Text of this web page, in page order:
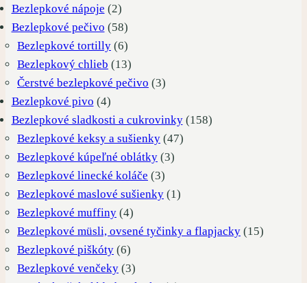
Bezlepkové nápoje 22
produkty
Bezlepkové pečivo 5858
produktov
Bezlepkové tortilly 66
produktov
Bezlepkový chlieb 1313
produktov
Čerstvé bezlepkové pečivo 33
Bezlepkové pivo 44
produkty
Bezlepkové sladkosti a cukrovinky 158158
Bezlepkové keksy a sušienky 4747
Bezlepkové kúpeľné oblátky 33
Bezlepkové linecké koláče 33
produkty
Bezlepkové maslové sušienky 11
Bezlepkové muffiny 44
produkty
Bezlepkové müsli, ovsené tyčinky a flapjacky 1515
Bezlepkové piškóty 66
produktov
Bezlepkové venčeky 33